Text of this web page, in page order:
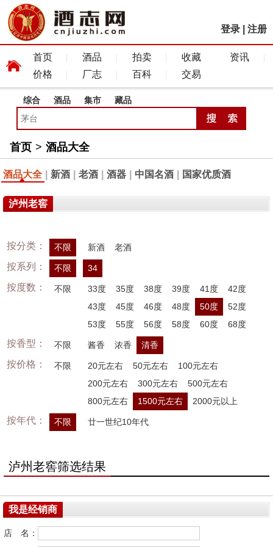
登录 注册
首页 酒品 拍卖 收藏
资讯
价格
厂志 百科 交易
综合 酒品 集市 藏品
首页 > 酒品大全
酒品大全 新酒 老酒 酒器 中国名酒 国家优质酒
泸州老窖
按分类： 不限 新酒 老酒
按系列： 不限 34
按度数： 不限 33度 35度 38度 39度 41度
42度
43度
45度 46度 48度 50度
52度
53度
55度 56度 58度 60度 68度
按香型： 不限 酱香 浓香 清香
按价格： 不限 20元左右 50元左右
100元左右
200元左右
300元左右
500元左右
800元左右
1500元左右 2000元以上
按年代： 不限 廿一世纪10年代
泸州老窖筛选结果
我是经销商
店 名：